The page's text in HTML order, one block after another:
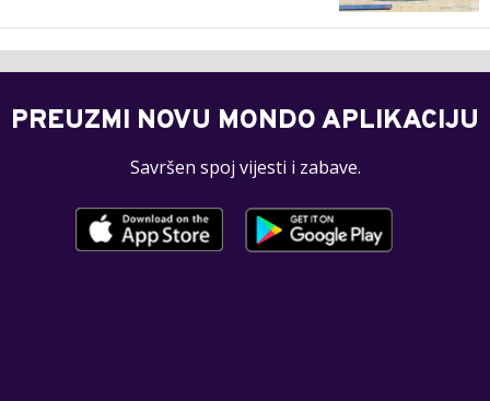
PREUZMI NOVU MONDO APLIKACIJU
Savršen spoj vijesti i zabave.